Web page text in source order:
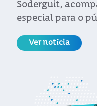
Soderguit,
especial para o
Ver notícia